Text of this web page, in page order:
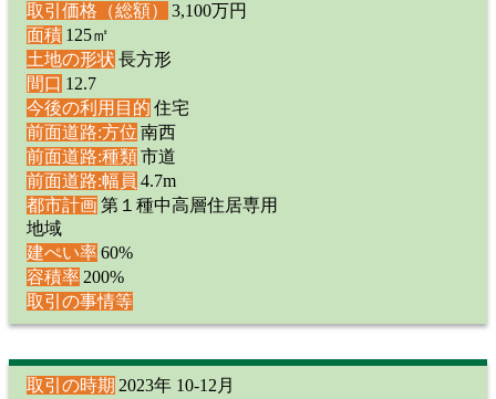
取引価格（総額）
3,100万円
面積 125㎡
土地の形状 長方形
間口 12.7
今後の利用目的 住宅
前面道路:方位 南西
前面道路:種類 市道
前面道路:幅員 4.7m
都市計画 第１種中高層住居専用
地域
建ぺい率60%
容積率200%
取引の事情等
取引の時期 2023年 10-12月